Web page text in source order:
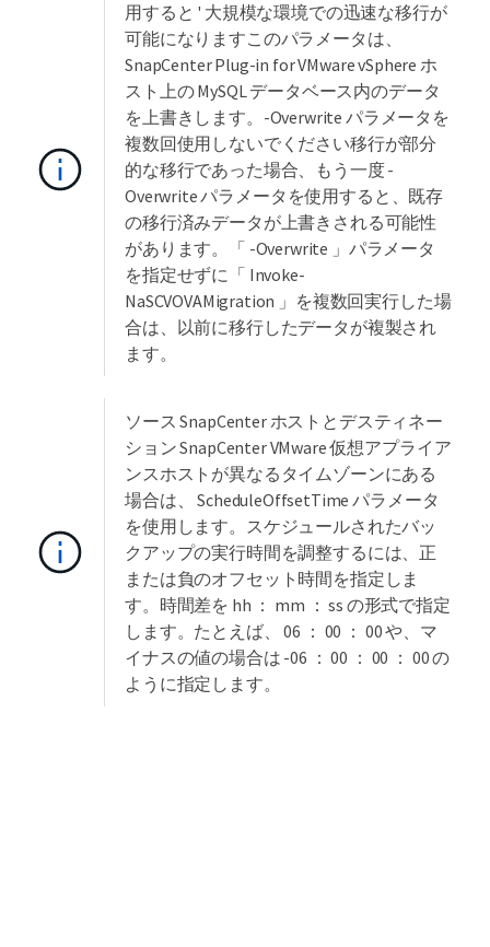
用すると ' 大規模な環境での迅速な移行が
可能になりますこのパラメータは、
SnapCenter Plug-in for VMware vSphere ホ
スト上の MySQL データベース内のデータ
を上書きします。-Overwrite パラメータを
複数回使用しないでください移行が部分
的な移行であった場合、もう一度 -
Overwrite パラメータを使用すると、既存
の移行済みデータが上書きされる可能性
があります。「 -Overwrite 」パラメータ
を指定せずに「 Invoke-
NaSCVOVAMigration 」を複数回実行した場
合は、以前に移行したデータが複製され
ます。
ソース SnapCenter ホストとデスティネー
ション SnapCenter VMware 仮想アプライア
ンスホストが異なるタイムゾーンにある
場合は、 ScheduleOffsetTime パラメータ
を使用します。スケジュールされたバッ
クアップの実行時間を調整するには、正
または負のオフセット時間を指定しま
す。時間差を hh ： mm ： ss の形式で指定
します。たとえば、 06 ： 00 ： 00 や、マ
イナスの値の場合は -06 ： 00 ： 00 ： 00 の
ように指定します。